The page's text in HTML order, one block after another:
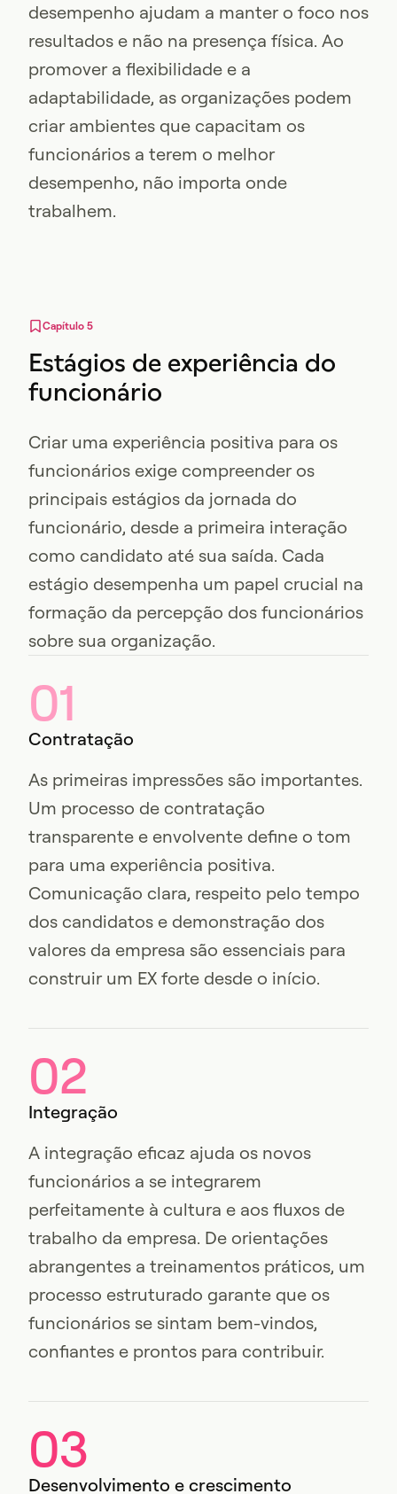
desempenho ajudam a manter o foco nos
resultados e não na presença física. Ao
promover a flexibilidade e a
adaptabilidade, as organizações podem
criar ambientes que capacitam os
funcionários a terem o melhor
desempenho, não importa onde
trabalhem.
Capítulo 5
Estágios de experiência do
funcionário
Criar uma experiência positiva para os
funcionários exige compreender os
principais estágios da jornada do
funcionário, desde a primeira interação
como candidato até sua saída. Cada
estágio desempenha um papel crucial na
formação da percepção dos funcionários
sobre sua organização.
01
Contratação
As primeiras impressões são importantes.
Um processo de contratação
transparente e envolvente define o tom
para uma experiência positiva.
Comunicação clara, respeito pelo tempo
dos candidatos e demonstração dos
valores da empresa são essenciais para
construir um EX forte desde o início.
02
Integração
A integração eficaz ajuda os novos
funcionários a se integrarem
perfeitamente à cultura e aos fluxos de
trabalho da empresa. De orientações
abrangentes a treinamentos práticos, um
processo estruturado garante que os
funcionários se sintam bem-vindos,
confiantes e prontos para contribuir.
03
Desenvolvimento e crescimento